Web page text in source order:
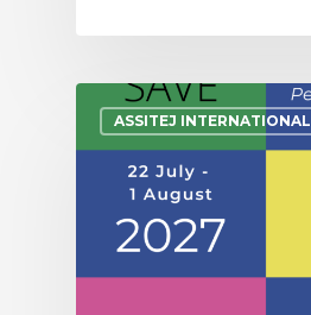
ASSITEJ INTERNATIONAL